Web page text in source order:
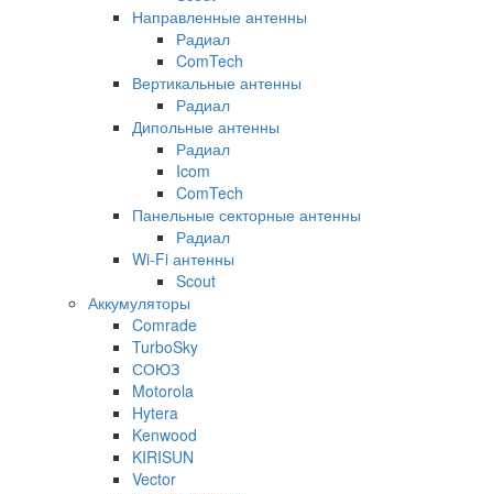
Направленные антенны
Радиал
ComTech
Вертикальные антенны
Радиал
Дипольные антенны
Радиал
Icom
ComTech
Панельные секторные антенны
Радиал
Wi-Fi антенны
Scout
Аккумуляторы
Comrade
TurboSky
СОЮЗ
Motorola
Hytera
Kenwood
KIRISUN
Vector